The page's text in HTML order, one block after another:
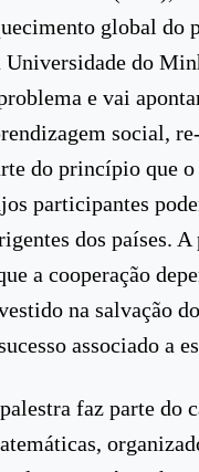
global do
Universidade do
e vai
social,
do princípio que
participantes
dos países.
a cooperação
na salvação
associado a
faz parte do